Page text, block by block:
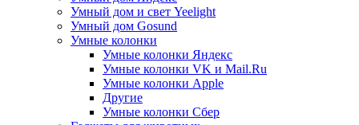
Умный дом и свет Yeelight
Умный дом Gosund
Умные колонки
Умные колонки Яндекс
Умные колонки VK и Mail.Ru
Умные колонки Apple
Другие
Умные колонки Сбер